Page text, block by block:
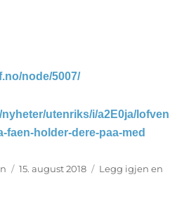
node/5007/
utenriks/i/a2E0ja/lofven
faen-holder-dere-paa-med
Publisert
15. august 2018
Legg igjen en